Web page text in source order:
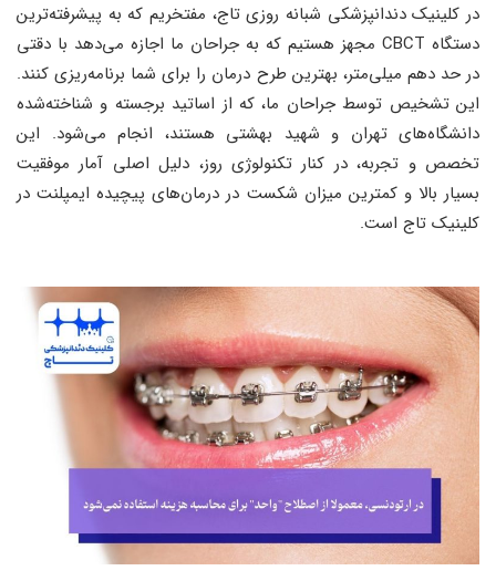
در کلینیک دندانپزشکی شبانه روزی تاج، مفتخریم که به پیشرفته‌ترین
دستگاه CBCT مجهز هستیم که به جراحان ما اجازه می‌دهد با دقتی
در حد دهم میلی‌متر، بهترین طرح درمان را برای شما برنامه‌ریزی کنند.
این تشخیص توسط جراحان ما، که از اساتید برجسته و شناخته‌شده
دانشگاه‌های تهران و شهید بهشتی هستند، انجام می‌شود. این
تخصص و تجربه، در کنار تکنولوژی روز، دلیل اصلی آمار موفقیت
بسیار بالا و کمترین میزان شکست در درمان‌های پیچیده ایمپلنت در
کلینیک تاج است.